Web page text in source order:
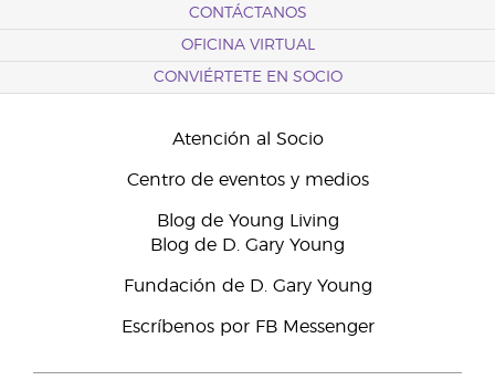
CONTÁCTANOS
OFICINA VIRTUAL
CONVIÉRTETE EN SOCIO
Atención al Socio
Centro de eventos y medios
Blog de Young Living
Blog de D. Gary Young
Fundación de D. Gary Young
Escríbenos por FB Messenger